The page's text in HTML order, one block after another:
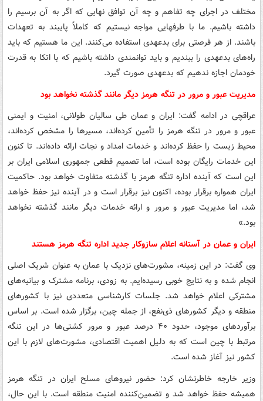
مختلف در اجرای چه تفاهم و چه آن توافق نهایی که اگر به آن برسیم را
داشته باشیم. ما با طرفهایی مواجه نیستیم که کاملاً پایبند به تعهدات
باشند. از هر فرصتی برای بدعهدی استفاده می‌کنند. این ما هستیم که باید
راه‌های بدعهدی را ببندیم و باید توانمندی داشته باشیم که با اتکا به قدرت
خودمان اجازه ندهیم که بدعهدی صورت گیرد.
مدیریت عبور و مرور در تنگه هرمز دیگر مانند گذشته نخواهد بود
عراقچی در ادامه گفت: ایران و عمان طی سالیان طولانی، امنیت و ایمنی
عبور و مرور در تنگه هرمز را تأمین کرده‌اند، مسیرها را مشخص کرده‌اند،
محیط زیست را حفظ کرده‌اند و خدمات امداد و نجات ارائه داده‌اند. تا کنون
این خدمات رایگان بوده است، اما تصمیم قطعی جمهوری اسلامی ایران بر
این است که آینده اداره تنگه هرمز با گذشته متفاوت خواهد بود. حاکمیت
ایران همواره برقرار بوده، اکنون نیز برقرار است و در آینده نیز حفظ خواهد
شد، اما مدیریت عبور و مرور و ارائه خدمات دیگر مانند گذشته نخواهد
بود.»
ایران و عمان در آستانه اعلام سازوکار جدید اداره تنگه هرمز هستند
وی گفت: در این زمینه، مشورت‌های نزدیک با عمان به عنوان شریک اصلی
انجام شده و به نتایج خوبی رسیده‌ایم. به زودی، برنامه مشترک و بیانیه‌های
مشترکی اعلام خواهد شد. جلسات کارشناسی متعددی نیز با کشورهای
منطقه و دیگر کشورهای ذی‌نفع، از جمله چین، برگزار شده است. بر اساس
برآوردهای موجود، حدود ۴۰ درصد عبور و مرور کشتی‌ها در این تنگه
مرتبط با چین است که به دلیل اهمیت اقتصادی، مشورت‌های لازم با این
کشور نیز آغاز شده است.
وزیر خارجه خاطرنشان کرد: حضور نیروهای مسلح ایران در تنگه هرمز
همیشه حفظ خواهد شد و تضمین‌کننده امنیت منطقه است. با این حال،